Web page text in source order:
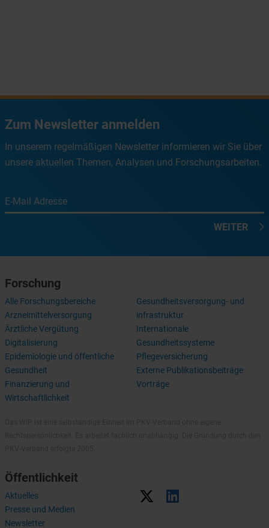
Zum Newsletter anmelden
In unserem regelmäßigen Newsletter informieren wir Sie über
unsere aktuellen Themen, Analysen und Forschungsarbeiten.
E-Mail Adresse
WEITER
Forschung
Alle Forschungsbereiche
Arzneimittelversorgung
Ärztliche Vergütung
Digitalisierung
Epidemiologie und öffentliche
Gesundheit
Finanzierung und
Wirtschaftlichkeit
Gesundheitsversorgung- und
infrastruktur
Internationale
Gesundheitssysteme
Pflegeversicherung
Externe Publikationsbeiträge
Vorträge
Öffentlichkeit
Aktuelles
Presse und Medien
Newsletter